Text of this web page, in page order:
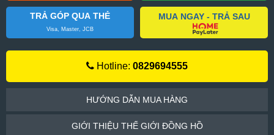
TRẢ GÓP QUA THẺ
Visa, Master, JCB
MUA NGAY - TRẢ SAU
Hotline: 0829694555
HƯỚNG DẪN MUA HÀNG
GIỚI THIỆU THẾ GIỚI ĐỒNG HỒ